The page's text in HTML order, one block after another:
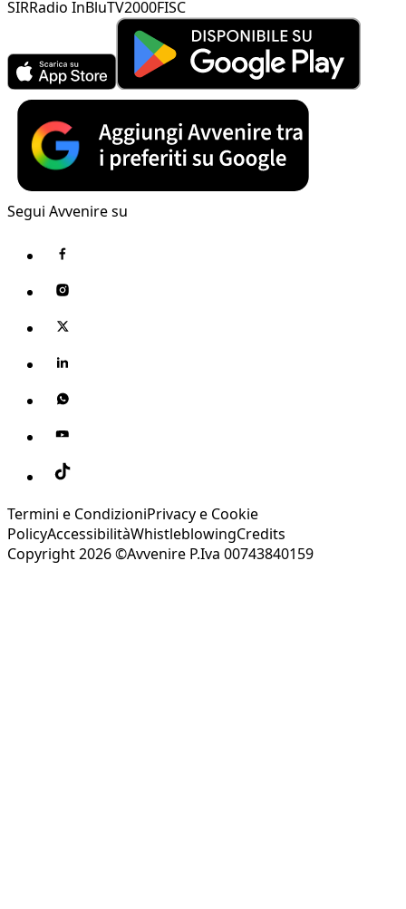
SIRRadio InBluTV2000FISC
Segui Avvenire su
Termini e CondizioniPrivacy e Cookie
PolicyAccessibilitàWhistleblowingCredits
Copyright 2026 ©Avvenire P.Iva 00743840159